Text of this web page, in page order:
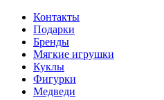
Контакты
Подарки
Бренды
Мягкие игрушки
Куклы
Фигурки
Медведи